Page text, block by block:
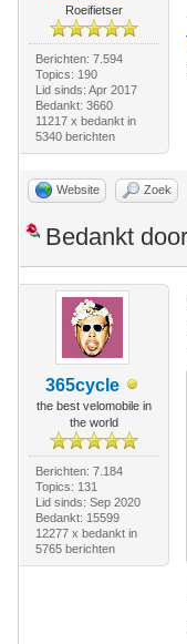
Roeifietser
Berichten: 7.594
Topics: 190
Lid sinds: Apr 2017
Bedankt: 3660
11217 x bedankt in
5340 berichten
Website Zoek
Bedankt
365cycle
the best velomobile in
the world
Berichten: 7.184
Topics: 131
Lid sinds: Sep 2020
Bedankt: 15599
12277 x bedankt in
5765 berichten